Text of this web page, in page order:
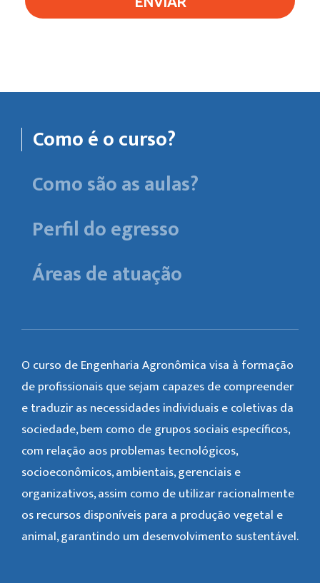
Como é o curso?
Como são as aulas?
Perfil do egresso
Áreas de atuação
O curso de Engenharia Agronômica visa à formação
de profissionais que sejam capazes de compreender
e traduzir as necessidades individuais e coletivas da
sociedade, bem como de grupos sociais específicos,
com relação aos problemas tecnológicos,
socioeconômicos, ambientais, gerenciais e
organizativos, assim como de utilizar racionalmente
os recursos disponíveis para a produção vegetal e
animal, garantindo um desenvolvimento sustentável.